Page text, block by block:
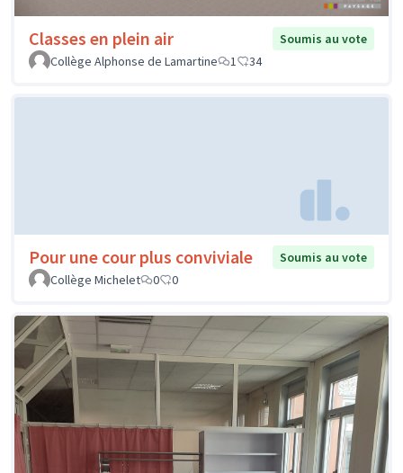
Classes en plein air
Soumis au vote
Collège Alphonse de Lamartine
1 34
Pour une cour plus conviviale
Soumis au vote
Collège Michelet
0 0